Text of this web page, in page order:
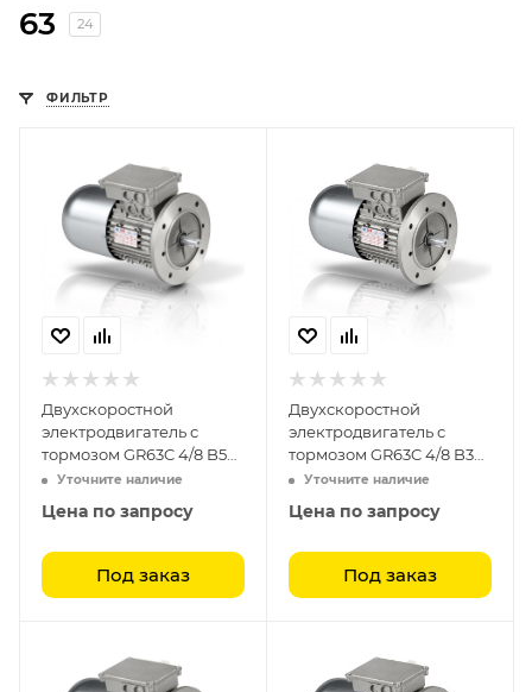
63 24
ФИЛЬТР
Двухскоростной
электродвигатель с
тормозом GR63C 4/8 B5
(0.15-0.09)
Уточните наличие
Цена по запросу
Под заказ
Двухскоростной
электродвигатель с
тормозом GR63C 4/8 B3
(0.15-0.09)
Уточните наличие
Цена по запросу
Под заказ